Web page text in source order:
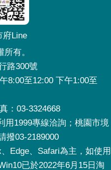
府Line
有。
路300號
8:00至12:00 下午1:00至
：03-3324668
用1999專線洽詢；桃園市境
撥03-2189000
Edge、Safari為主，如使用
已於2022年6月15日淘